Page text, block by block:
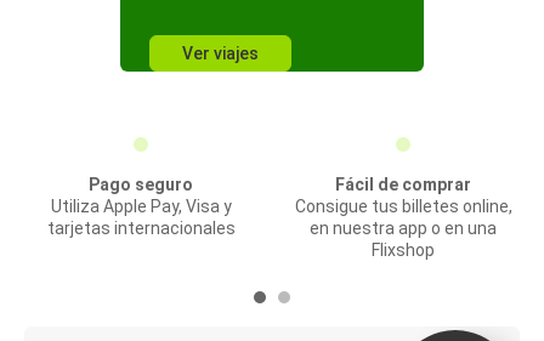
Ver viajes
Pago seguro
Utiliza Apple Pay, Visa y
tarjetas internacionales
Fácil de comprar
Consigue tus billetes online,
en nuestra app o en una
Flixshop